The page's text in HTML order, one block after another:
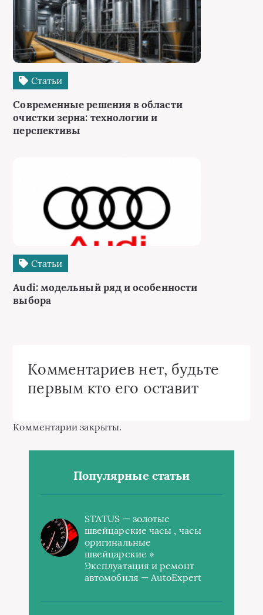
Статьи
Современные решения в области
очистки зерна: технологии и
перспективы
Статьи
Audi: модельный ряд и особенности
выбора
Комментариев нет, будьте
первым кто его оставит
Комментарии закрыты.
Популярные статьи
STATUS — золотые
швейцарские часы , часы
оригинальные
швейцарские »
Эксплуатация и ремонт
автомобиля — AutoExpert